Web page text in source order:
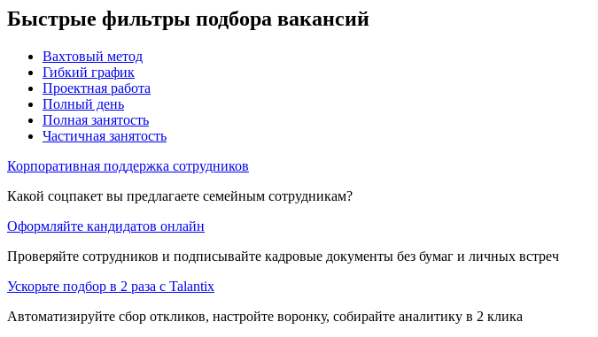
Быстрые фильтры подбора вакансий
Вахтовый метод
Гибкий график
Проектная работа
Полный день
Полная занятость
Частичная занятость
Корпоративная поддержка сотрудников
Какой соцпакет вы предлагаете семейным сотрудникам?
Оформляйте кандидатов онлайн
Проверяйте сотрудников и подписывайте кадровые документы без бумаг и личных встреч
Ускорьте подбор в 2 раза с Talantix
Автоматизируйте сбор откликов, настройте воронку, собирайте аналитику в 2 клика